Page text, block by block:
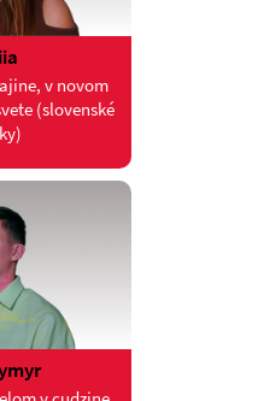
v novom
(slovenské